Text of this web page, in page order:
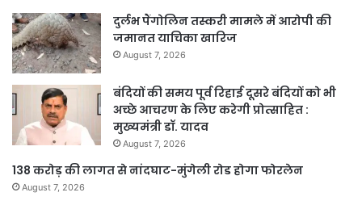
दुर्लभ पैंगोलिन तस्करी मामले में आरोपी की
जमानत याचिका खारिज
August 7, 2026
बंदियों की समय पूर्व रिहाई दूसरे बंदियों को भी
अच्छे आचरण के लिए करेगी प्रोत्साहित :
मुख्यमंत्री डॉ. यादव
August 7, 2026
138 करोड़ की लागत से नांदघाट-मुंगेली रोड होगा फोरलेन
August 7, 2026